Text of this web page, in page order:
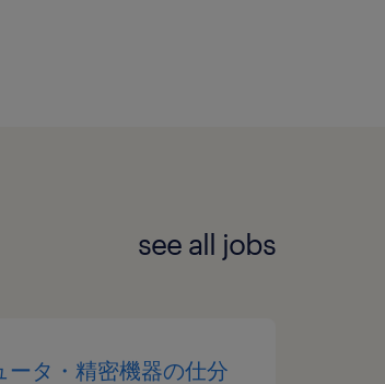
see all jobs
ータ・精密機器の仕分